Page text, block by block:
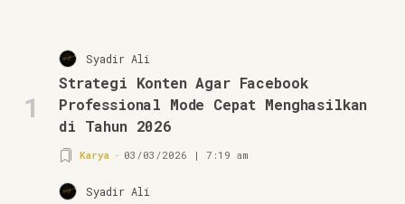
1
Syadir Ali
Strategi Konten Agar Facebook
Professional Mode Cepat Menghasilkan
di Tahun 2026
Karya 03/03/2026 | 7:19 am
Syadir Ali